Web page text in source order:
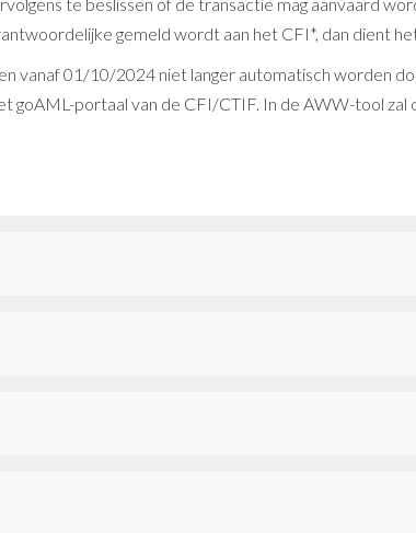
gemeld wordt aan het CFI*, dan dient
vanaf 01/10/2024 niet langer automatisch worden
goAML-portaal van de CFI/CTIF. In de AWW-tool